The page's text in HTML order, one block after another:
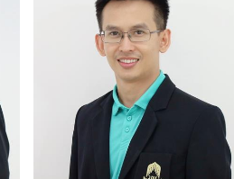
Phone: 0 5446 6666 ต่อ
Mail: paralee.op@up.ac.th
รายละเอียดเพิ่มเติม